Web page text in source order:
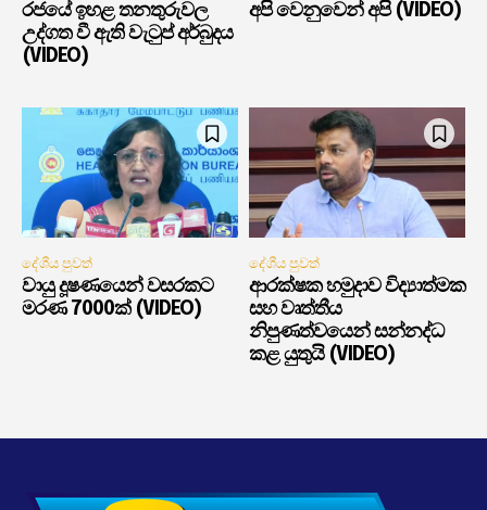
රජයේ ඉහළ තනතුරුවල
උද්ගත වී ඇති වැටුප් අර්බුදය
(VIDEO)
අපි වෙනුවෙන් අපි (VIDEO)
දේශීය පුවත්
වායු දූෂණයෙන් වසරකට
මරණ 7000ක් (VIDEO)
දේශීය පුවත්
ආරක්ෂක හමුදාව විද්‍යාත්මක
සහ වෘත්තීය
නිපුණත්වයෙන් සන්නද්ධ
කළ යුතුයි (VIDEO)